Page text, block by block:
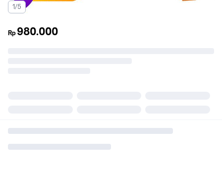
1/5
Rp 980.000